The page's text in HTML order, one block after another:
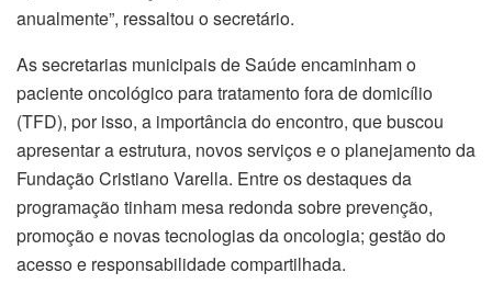
anualmente”, ressaltou o secretário.
As secretarias municipais de Saúde encaminham o
paciente oncológico para tratamento fora de domicílio
(TFD), por isso, a importância do encontro, que buscou
apresentar a estrutura, novos serviços e o planejamento da
Fundação Cristiano Varella. Entre os destaques da
programação tinham mesa redonda sobre prevenção,
promoção e novas tecnologias da oncologia; gestão do
acesso e responsabilidade compartilhada.